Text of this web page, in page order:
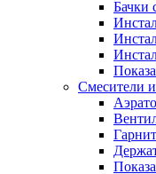
Бачки
Смесители